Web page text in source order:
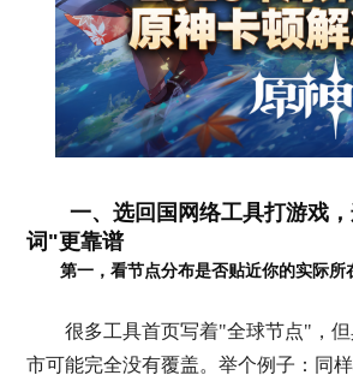
一、选回国网络工具打游戏
词"更靠谱
第一，看节点分布是否贴近你的实际所
很多工具首页写着"全球节点"，
市可能完全没有覆盖。举个例子：同